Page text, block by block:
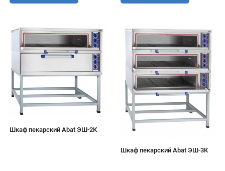
Шкаф пекарский Abat ЭШ-2К
Шкаф пекарский Abat ЭШ-3К